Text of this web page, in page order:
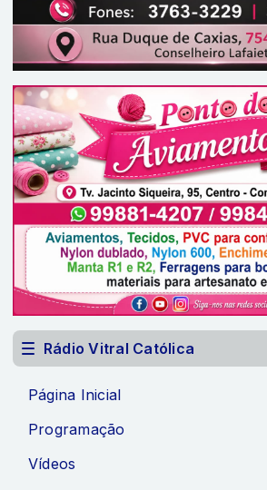
Rádio Vitral Católica
Página Inicial
Programação
Vídeos